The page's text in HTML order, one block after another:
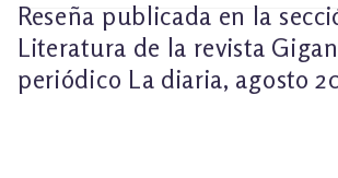
EN
LITERATURA
CONTACTO
EN LOS MEDIOS
LITERATURA INFANTIL Y
Reseña publicada en la
Literatura de la revista
periódico La diaria, agosto